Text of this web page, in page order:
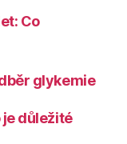
Co
glykemie
důležité